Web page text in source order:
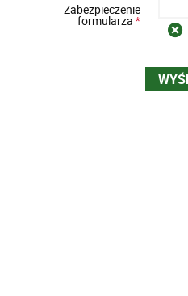
Zabezpieczenie
formularza*